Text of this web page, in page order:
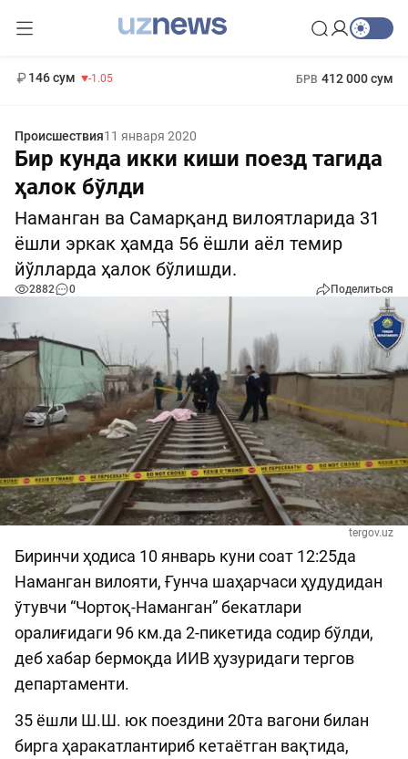
146 сум -1.05 БРВ 412 000 сум
Происшествия11 января 2020
Бир кунда икки киши поезд тагида
ҳалок бўлди
Наманган ва Самарқанд вилоятларида 31
ёшли эркак ҳамда 56 ёшли аёл темир
йўлларда ҳалок бўлишди.
2882 0 Поделиться
tergov.uz
Биринчи ҳодиса 10 январь куни соат 12:25да
Наманган вилояти, Ғунча шаҳарчаси ҳудудидан
ўтувчи “Чортоқ-Наманган” бекатлари
оралиғидаги 96 км.да 2-пикетида содир бўлди,
деб хабар бермоқда ИИВ ҳузуридаги тергов
департаменти.
35 ёшли Ш.Ш. юк поездини 20та вагони билан
бирга ҳаракатлантириб кетаётган вақтида,